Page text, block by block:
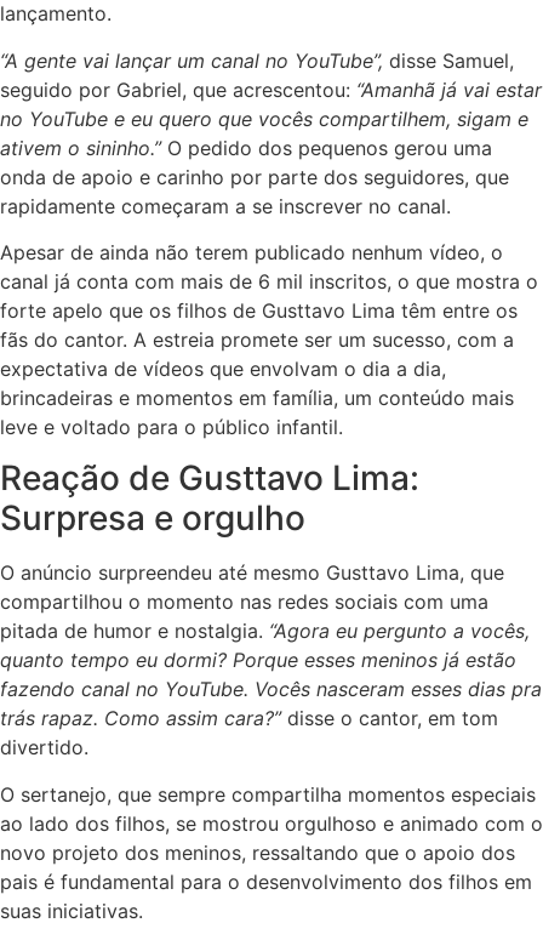
lançamento.
“A gente vai lançar um canal no YouTube”, disse Samuel,
seguido por Gabriel, que acrescentou: “Amanhã já vai estar
no YouTube e eu quero que vocês compartilhem, sigam e
ativem o sininho.”O pedido dos pequenos gerou uma
onda de apoio e carinho por parte dos seguidores, que
rapidamente começaram a se inscrever no canal.
Apesar de ainda não terem publicado nenhum vídeo, o
canal já conta com mais de 6 mil inscritos, o que mostra o
forte apelo que os filhos de Gusttavo Lima têm entre os
fãs do cantor. A estreia promete ser um sucesso, com a
expectativa de vídeos que envolvam o dia a dia,
brincadeiras e momentos em família, um conteúdo mais
leve e voltado para o público infantil.
Reação de Gusttavo Lima:
Surpresa e orgulho
O anúncio surpreendeu até mesmo Gusttavo Lima, que
compartilhou o momento nas redes sociais com uma
pitada de humor e nostalgia. “Agora eu pergunto a vocês,
quanto tempo eu dormi? Porque esses meninos já estão
fazendo canal no YouTube. Vocês nasceram esses dias pra
trás rapaz. Como assim cara?”disse o cantor, em tom
divertido.
O sertanejo, que sempre compartilha momentos especiais
ao lado dos filhos, se mostrou orgulhoso e animado com o
novo projeto dos meninos, ressaltando que o apoio dos
pais é fundamental para o desenvolvimento dos filhos em
suas iniciativas.